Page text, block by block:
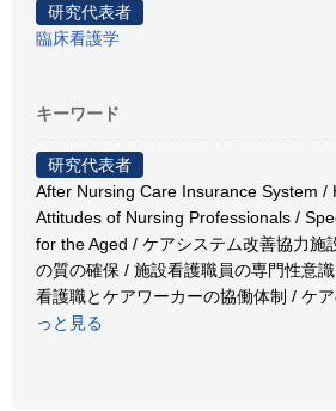
研究代表者
臨床看護学
キーワード
研究代表者
After Nursing Care Insurance System /
Attitudes of Nursing Professionals /
for the Aged / ケアシステム改善協力施
の質の確保 / 施設看護職員の専門性意
看護職とケアワーカーの協働体制 / ケ
っと見る